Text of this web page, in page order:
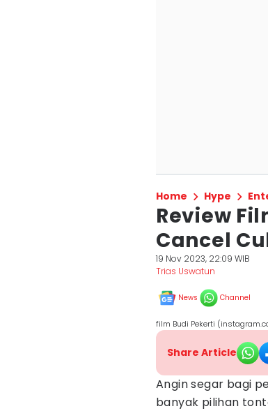
Home Hype
Review
Cancel
19 Nov 2023, 22:09 WIB
Trias Uswatun
News Channel
film Budi Pekerti
Share Article
Angin segar bagi
banyak pilihan